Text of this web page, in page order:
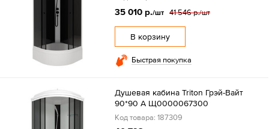
35 010 р./шт 41 546 р./шт
В корзину
Быстрая покупка
Душевая кабина Triton Грэй-Вайт
90*90 А Щ0000067300
Код товара: 187309